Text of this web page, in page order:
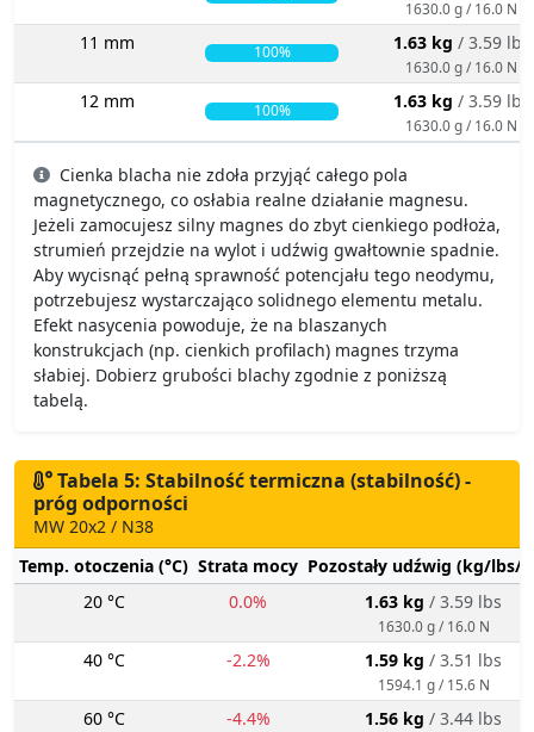
1630.0 g / 16.0 N
11 mm 100% 1.63 kg / 3.59 lbs
1630.0 g / 16.0 N
12 mm 100% 1.63 kg / 3.59 lbs
1630.0 g / 16.0 N
Cienka blacha nie zdoła przyjąć całego pola
magnetycznego, co osłabia realne działanie magnesu.
Jeżeli zamocujesz silny magnes do zbyt cienkiego podłoża,
strumień przejdzie na wylot i udźwig gwałtownie spadnie.
Aby wycisnąć pełną sprawność potencjału tego neodymu,
potrzebujesz wystarczająco solidnego elementu metalu.
Efekt nasycenia powoduje, że na blaszanych
konstrukcjach (np. cienkich profilach) magnes trzyma
słabiej. Dobierz grubości blachy zgodnie z poniższą
tabelą.
Tabela 5: Stabilność termiczna (stabilność) -
próg odporności
MW 20x2 / N38
Temp. otoczenia (°C) Strata mocy Pozostały udźwig (kg/lbs/
20 °C
0.0% 1.63 kg / 3.59 lbs
1630.0 g / 16.0 N
40 °C -2.2% 1.59 kg / 3.51 lbs
1594.1 g / 15.6 N
60 °C -4.4% 1.56 kg / 3.44 lbs